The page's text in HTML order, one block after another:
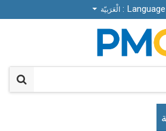
Language : الْعَرَبيّة Language : الْعَرَبيّة